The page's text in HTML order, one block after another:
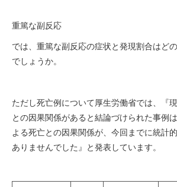
重篤な副反応
では、重篤な副反応の症状と発現割合はど
でしょうか。
ただし死亡例について厚生労働省では、『
との因果関係があると結論づけられた事例
よる死亡との因果関係が、今回までに統計
ありませんでした』と発表しています。